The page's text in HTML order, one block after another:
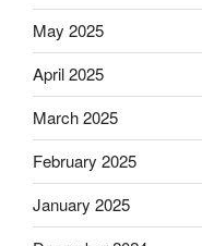
May 2025
April 2025
March 2025
February 2025
January 2025